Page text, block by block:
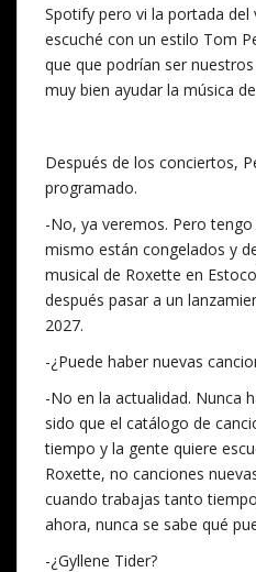
Spotify pero vi la portada
escuché con un estilo Tom
que que podrían ser
muy bien ayudar la música
Después de los conciertos,
programado.
-No, ya veremos. Pero
mismo están congelados y
musical de Roxette en
después pasar a un
2027.
-¿Puede haber nuevas
-No en la actualidad. Nunca
sido que el catálogo de
tiempo y la gente quiere
Roxette, no canciones
cuando trabajas tanto
ahora, nunca se sabe qué
-¿Gyllene Tider?